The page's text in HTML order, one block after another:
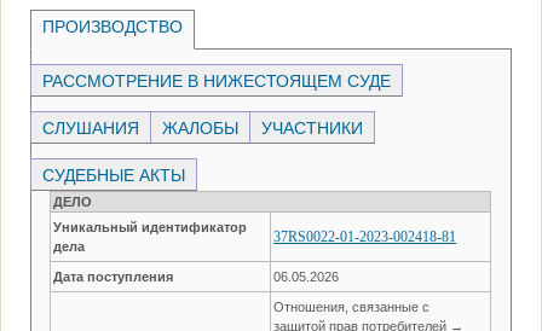
ПРОИЗВОДСТВО
РАССМОТРЕНИЕ В НИЖЕСТОЯЩЕМ СУДЕ
СЛУШАНИЯ ЖАЛОБЫ УЧАСТНИКИ
СУДЕБНЫЕ АКТЫ
ДЕЛО
Уникальный идентификатор
дела
37RS0022-01-2023-002418-81
Дата поступления 06.05.2026
Отношения, связанные с
защитой прав потребителей →